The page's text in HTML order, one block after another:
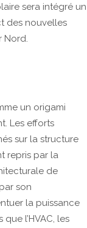
sera intégré un
des nouvelles
Nord.
un origami
Les efforts
sur la struc­ture
repris par la
de
son
la puissance
l’HVAC, les